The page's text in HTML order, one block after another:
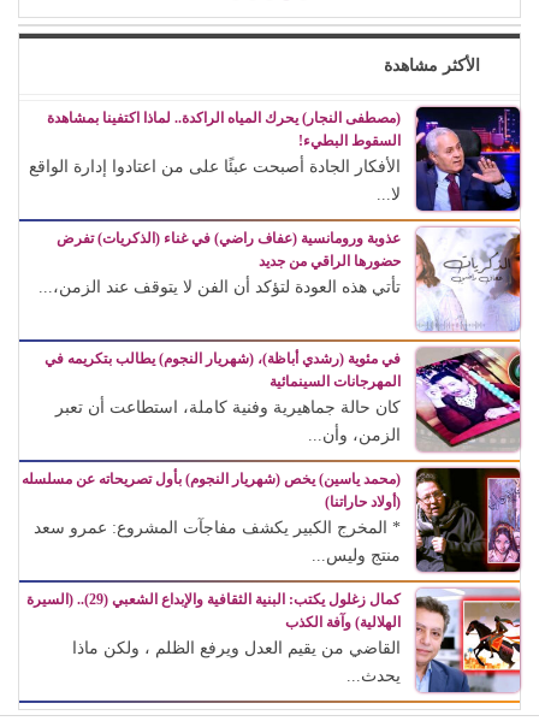
الأكثر مشاهدة
(مصطفى النجار) يحرك المياه الراكدة.. لماذا اكتفينا بمشاهدة
السقوط البطيء!
الأفكار الجادة أصبحت عبئًا على من اعتادوا إدارة الواقع
لا...
عذوبة ورومانسية (عفاف راضي) في غناء (الذكريات) تفرض
حضورها الراقي من جديد
تأتي هذه العودة لتؤكد أن الفن لا يتوقف عند الزمن،...
في مئوية (رشدي أباظة)، (شهريار النجوم) يطالب بتكريمه في
المهرجانات السينمائية
كان حالة جماهيرية وفنية كاملة، استطاعت أن تعبر
الزمن، وأن...
(محمد ياسين) يخص (شهريار النجوم) بأول تصريحاته عن مسلسله
(أولاد حاراتنا)
* المخرج الكبير يكشف مفاجآت المشروع: عمرو سعد
منتج وليس...
كمال زغلول يكتب: البنية الثقافية والإبداع الشعبي (29).. (السيرة
الهلالية) وآفة الكذب
القاضي من يقيم العدل ويرفع الظلم ، ولكن ماذا
يحدث...